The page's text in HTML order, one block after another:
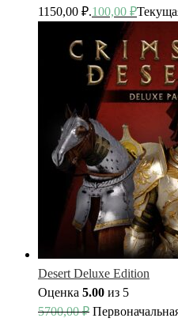
1150,00 ₽.100,00 ₽
Desert Deluxe Edition
Оценка 5.00 из 5
5700,00₽